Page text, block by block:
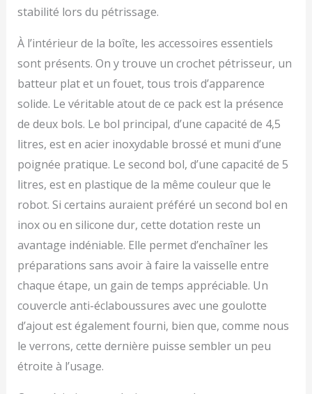
élevé et une efficacité
de recette. Sa
conception légère prend
un minimum de place et
est facile à ranger.
Contrôle Précis avec 10
Vitesses : Ajustez
facilement la vitesse
grâce aux 10 réglages
disponibles, y compris
une fonction pulse, vous
d’un mélange doux à un
mélange rapide. Que
vous fouettiez de la
crème ou pétrissiez de la
pâte à pain, ce robot
garantit des résultats
utilisation. Facilité
d'Utilisation et
Nettoyage : Nos robots
de cuisine sont conçus
stabilité lors du pétrissage.
À l’intérieur de la boîte, les accessoires essentiels
sont présents. On y trouve un crochet pétrisseur, un
batteur plat et un fouet, tous trois d’apparence
solide. Le véritable atout de ce pack est la présence
de deux bols. Le bol principal, d’une capacité de 4,5
litres, est en acier inoxydable brossé et muni d’une
poignée pratique. Le second bol, d’une capacité de 5
litres, est en plastique de la même couleur que le
robot. Si certains auraient préféré un second bol en
inox ou en silicone dur, cette dotation reste un
avantage indéniable. Elle permet d’enchaîner les
préparations sans avoir à faire la vaisselle entre
chaque étape, un gain de temps appréciable. Un
couvercle anti-éclaboussures avec une goulotte
d’ajout est également fourni, bien que, comme nous
le verrons, cette dernière puisse sembler un peu
étroite à l’usage.